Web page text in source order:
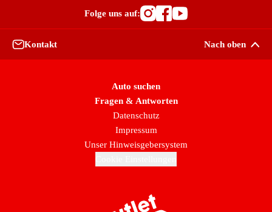
Folge uns auf:
Besuche
Besuche
Besuche
Kontakt Nach oben
Auto suchen
Fragen & Antworten
Datenschutz
Impressum
Unser Hinweisgebersystem
Zur Startseite